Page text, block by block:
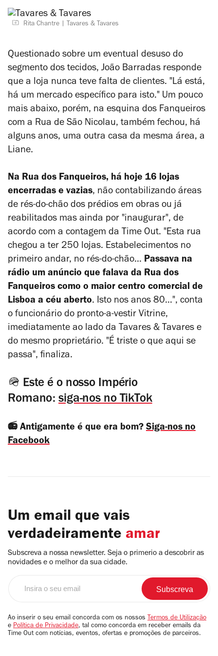
Rita Chantre Tavares & Tavares
Questionado sobre um eventual desuso do
segmento dos tecidos, João Barradas responde
que a loja nunca teve falta de clientes. "Lá está,
há um mercado específico para isto." Um pouco
mais abaixo, porém, na esquina dos Fanqueiros
com a Rua de São Nicolau, também fechou, há
alguns anos, uma outra casa da mesma área, a
Liane.
Na Rua dos Fanqueiros, há hoje 16 lojas
encerradas e vazias, não contabilizando áreas
de rés-do-chão dos prédios em obras ou já
reabilitados mas ainda por "inaugurar", de
acordo com a contagem da Time Out. "Esta rua
chegou a ter 250 lojas. Estabelecimentos no
primeiro andar, no rés-do-chão... Passava na
rádio um anúncio que falava da Rua dos
Fanqueiros como o maior centro comercial de
Lisboa a céu aberto. Isto nos anos 80...", conta
o funcionário do pronto-a-vestir Vitrine,
imediatamente ao lado da Tavares & Tavares e
do mesmo proprietário. "É triste o que aqui se
passa", finaliza.
🪖 Este é o nosso Império
Romano: siga-nos no TikTok
📻 Antigamente é que era bom? Siga-nos no
Facebook
Um email que vais
verdadeiramente amar
Subscreva a nossa newsletter. Seja o primerio a descobrir as
novidades e o melhor da sua cidade.
email
Ao inserir o seu email concorda com os nossos Termos de Utilização
e Política de Privacidade, tal como concorda em receber emails da
Time Out com notícias, eventos, ofertas e promoções de parceiros.